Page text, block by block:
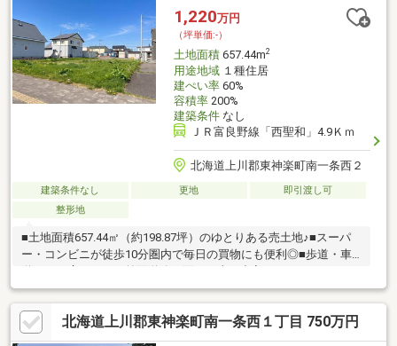
は263-8の土地を2区画に分けての販売となります。お気軽にお問
い合わせください♪（TEL:011-790-8100）
1,220万円
（坪単価:-）
土地面積657.44m2
用途地域１種住居
建ぺい率60%
容積率200%
建築条件なし
ＪＲ富良野線「西聖和」4.9Ｋｍ
北海道上川郡東神楽町南一条西２
建築条件なし 更地
即引渡し可
整形地
■土地面積657.44㎡（約198.87坪）のゆとりある売土地♪■スーパ
ー・コンビニが徒歩10分圏内で毎日の買物にも便利◎■歩道・車
道ともに広々とした前面道路に面し、車の出入りもしやすそうで
す♪■広さを活かして駐車スペースやお庭、家庭菜園もゆったり計
画可能◎■周辺は住宅が建ち並ぶ落ち着いた住環境で、新築用地
としておすすめ♪■平屋や二世帯住宅など、ゆとりある敷地を活か
した住まいづくりにもぴったりです！■建物配置や外構計画の自
北海道上川郡東神楽町南一条西１丁目 750万円